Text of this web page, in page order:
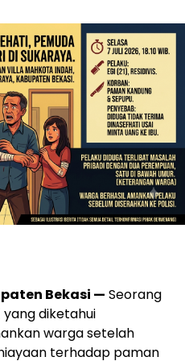
Bekasi — Seorang
yang diketahui
warga setelah
terhadap paman